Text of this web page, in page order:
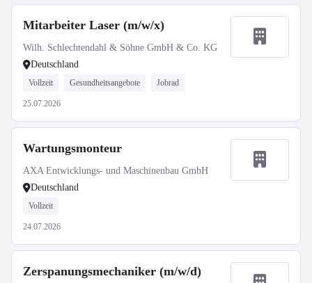
Mitarbeiter Laser (m/w/x)
Wilh. Schlechtendahl & Söhne GmbH & Co. KG
Deutschland
Vollzeit Gesundheitsangebote Jobrad
25.07.2026
Wartungsmonteur
AXA Entwicklungs- und Maschinenbau GmbH
Deutschland
Vollzeit
24.07.2026
Zerspanungsmechaniker (m/w/d)